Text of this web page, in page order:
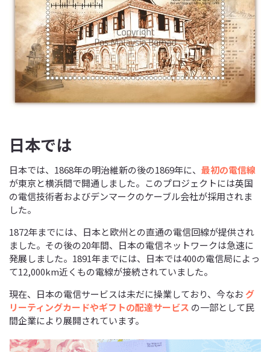
日本では
日本では、1868年の明治維新の後の1869年に、 最初の電信線
が東京と横浜間で開通しました。このプロジェクトには英国
の電信技術者およびデンマークのケーブル会社が採用されま
した。
1872年までには、日本と欧州との直通の電信回線が提供され
ました。その後の20年間、日本の電信ネットワークは急速に
発展しました。1891年までには、日本では400の電信局によっ
て12,000km近くもの電線が接続されていました。
現在、日本の電信サービスは未だに操業しており、今なおグ
リーティングカードやギフトの配達サービス の一部として民
間企業により展開されています。